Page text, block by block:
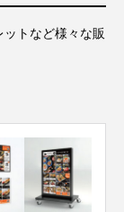
トなど様々な販